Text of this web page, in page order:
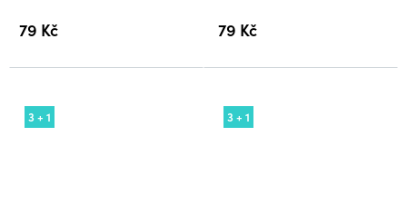
79 Kč 79 Kč
3 + 1 3 + 1